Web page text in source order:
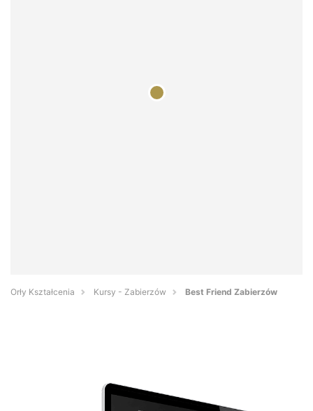
Orły Kształcenia Kursy - Zabierzów Best Friend Zabierzów